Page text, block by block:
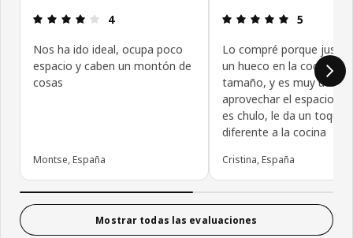
Reseña: 4 de 5 estrellas.
4
Nos ha ido ideal, ocupa poco
espacio y caben un montón de
cosas
Montse, España
Reseña: 5
5
Lo compré porque justo
un hueco en la cocina de
tamaño, y es muy util
aprovechar el espacio. El
es chulo, le da un toque
diferente a la cocina
Cristina, España
Mostrar todas las evaluaciones